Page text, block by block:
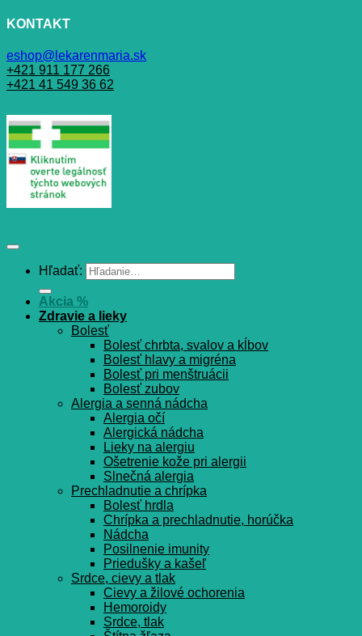
KONTAKT
eshop@lekarenmaria.sk
+421 911 177 266
+421 41 549 36 62
Hľadať:
Akcia %
Zdravie a lieky
Bolesť
Bolesť chrbta, svalov a kĺbov
Bolesť hlavy a migréna
Bolesť pri menštruácii
Bolesť zubov
Alergia a senná nádcha
Alergia očí
Alergická nádcha
Lieky na alergiu
Ošetrenie kože pri alergii
Slnečná alergia
Prechladnutie a chrípka
Bolesť hrdla
Chrípka a prechladnutie, horúčka
Nádcha
Posilnenie imunity
Priedušky a kašeľ
Srdce, cievy a tlak
Cievy a žilové ochorenia
Hemoroidy
Srdce, tlak